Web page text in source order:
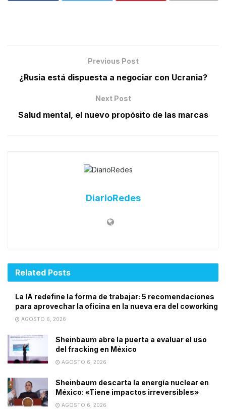
Previous Post
¿Rusia está dispuesta a negociar con Ucrania?
Next Post
Salud mental, el nuevo propósito de las marcas
DiarioRedes
Related Posts
La IA redefine la forma de trabajar: 5 recomendaciones
para aprovechar la oficina en la nueva era del coworking
AGOSTO 6, 2026
Sheinbaum abre la puerta a evaluar el uso
del fracking en México
AGOSTO 6, 2026
Sheinbaum descarta la energía nuclear en
México: «Tiene impactos irreversibles»
AGOSTO 6, 2026